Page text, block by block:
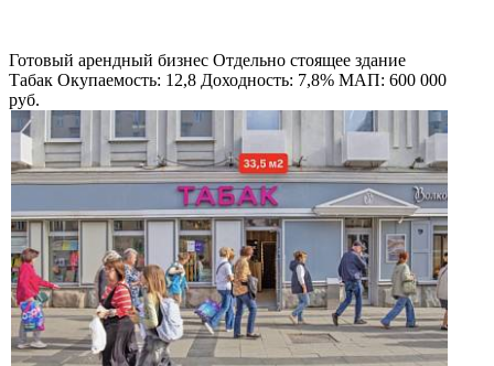
Готовый арендный бизнес Отдельно стоящее здание
Табак Окупаемость: 12,8 Доходность: 7,8% МАП: 600 000
руб.